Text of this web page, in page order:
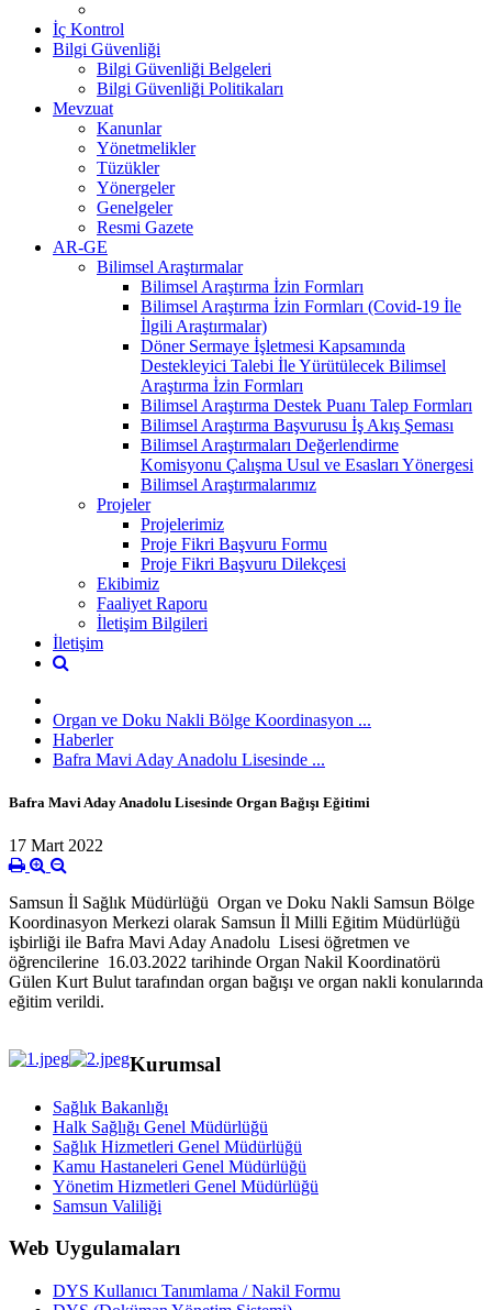
İç Kontrol
Bilgi Güvenliği
Bilgi Güvenliği Belgeleri
Bilgi Güvenliği Politikaları
Mevzuat
Kanunlar
Yönetmelikler
Tüzükler
Yönergeler
Genelgeler
Resmi Gazete
AR-GE
Bilimsel Araştırmalar
Bilimsel Araştırma İzin Formları
Bilimsel Araştırma İzin Formları (Covid-19 İle
İlgili Araştırmalar)
Döner Sermaye İşletmesi Kapsamında
Destekleyici Talebi İle Yürütülecek Bilimsel
Araştırma İzin Formları
Bilimsel Araştırma Destek Puanı Talep Formları
Bilimsel Araştırma Başvurusu İş Akış Şeması
Bilimsel Araştırmaları Değerlendirme
Komisyonu Çalışma Usul ve Esasları Yönergesi
Bilimsel Araştırmalarımız
Projeler
Projelerimiz
Proje Fikri Başvuru Formu
Proje Fikri Başvuru Dilekçesi
Ekibimiz
Faaliyet Raporu
İletişim Bilgileri
İletişim
Organ ve Doku Nakli Bölge Koordinasyon ...
Haberler
Bafra Mavi Aday Anadolu Lisesinde ...
Bafra Mavi Aday Anadolu Lisesinde Organ Bağışı Eğitimi
17 Mart 2022
Samsun İl Sağlık Müdürlüğü Organ ve Doku Nakli Samsun Bölge
Koordinasyon Merkezi olarak Samsun İl Milli Eğitim Müdürlüğü
işbirliği ile Bafra Mavi Aday Anadolu Lisesi öğretmen ve
öğrencilerine 16.03.2022 tarihinde Organ Nakil Koordinatörü
Gülen Kurt Bulut tarafından organ bağışı ve organ nakli konularında
eğitim verildi.
Kurumsal
Sağlık Bakanlığı
Halk Sağlığı Genel Müdürlüğü
Sağlık Hizmetleri Genel Müdürlüğü
Kamu Hastaneleri Genel Müdürlüğü
Yönetim Hizmetleri Genel Müdürlüğü
Samsun Valiliği
Web Uygulamaları
DYS Kullanıcı Tanımlama / Nakil Formu